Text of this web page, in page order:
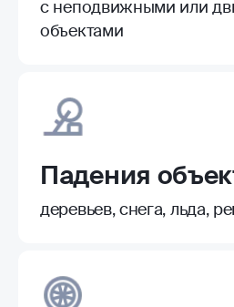
с неподвижными или
объектами
Падения
деревьев, снега, льда,